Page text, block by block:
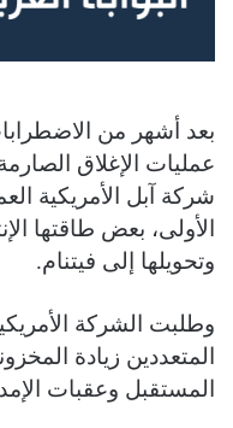
بعد أشهر من
عمليات الإغلاق
شركة آبل الأمريكية
الأولى، بعض طاقتها
وتحويلها إلى فيتنام.
وطلبت الشركة
المتعددين زيادة
المستقبل وعقبات